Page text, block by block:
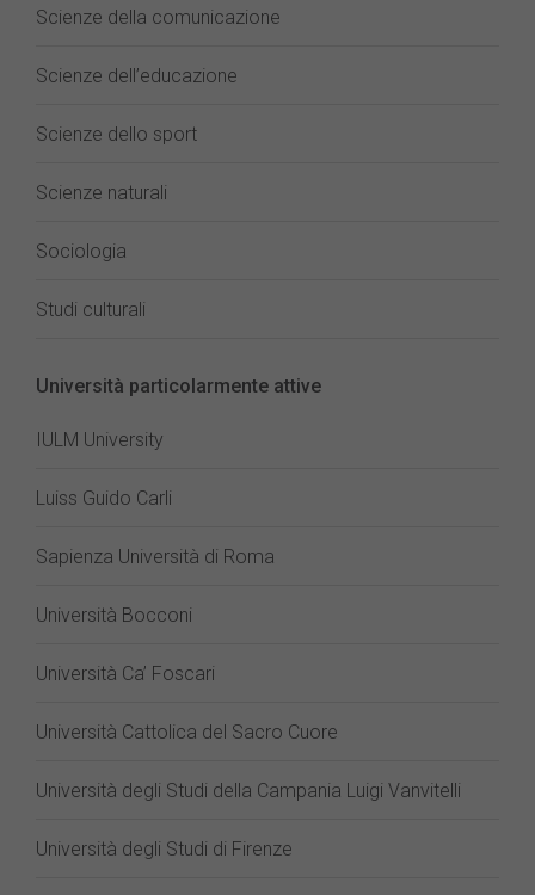
Scienze della comunicazione
Scienze dell’educazione
Scienze dello sport
Scienze naturali
Sociologia
Studi culturali
Università particolarmente attive
IULM University
Luiss Guido Carli
Sapienza Università di Roma
Università Bocconi
Università Ca’ Foscari
Università Cattolica del Sacro Cuore
Università degli Studi della Campania Luigi Vanvitelli
Università degli Studi di Firenze